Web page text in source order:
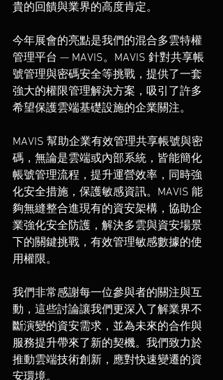
貴的回饋與業界的高度肯定。
今年展會的亮點是我們的混合多雲特權
管理平台 — MAVIS。MAVIS 針對共享帳
號管理與密碼安全等挑戰，提供了一套
強大的權限管理解決方案，吸引了許多
希望保護雲端基礎設施的企業關注。
MAVIS 幫助企業有效管理共享帳號與密
碼，無論是雲端或內部系統，皆能簡化
帳號管理流程，提升運營效率，同時強
化安全措施，保護敏感資訊。MAVIS 能
夠無縫整合進現有的資安架構，協助企
業強化安全防護，解決多雲與資安場景
下的關鍵挑戰，有效管理敏感數據的使
用權限。
我們非常感謝每一位參與者的關注與互
動，這些討論讓我們更深入了解業界不
斷演變的資安需求，並為未來的合作與
服務提升帶來了新的契機。我們致力於
推動雲端技術創新，應對快速變遷的資
安環境。